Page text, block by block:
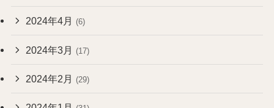
2024年4月 (6)
2024年3月 (17)
2024年2月 (29)